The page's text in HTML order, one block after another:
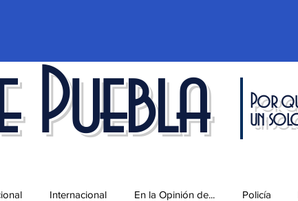
Puebla Por
un
Internacional En la Opinión de... Policía